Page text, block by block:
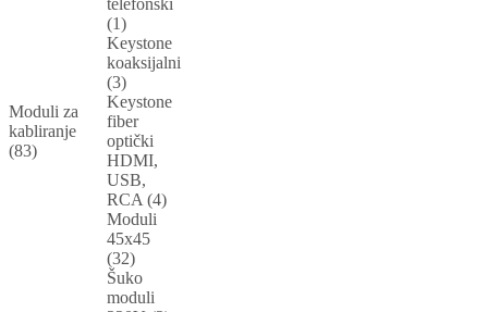
Moduli za
kabliranje
(83)
telefonski
(1)
Keystone
koaksijalni
(3)
Keystone
fiber
optički
HDMI,
USB,
RCA (4)
Moduli
45x45
(32)
Šuko
moduli